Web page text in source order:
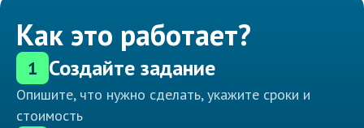
Как это работает?
1 Создайте задание
Опишите, что нужно сделать, укажите сроки и
стоимость